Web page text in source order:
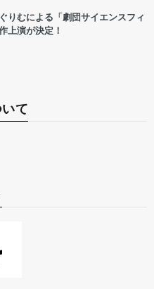
りむによる「劇団サイエンスフィ
上演が決定！
て